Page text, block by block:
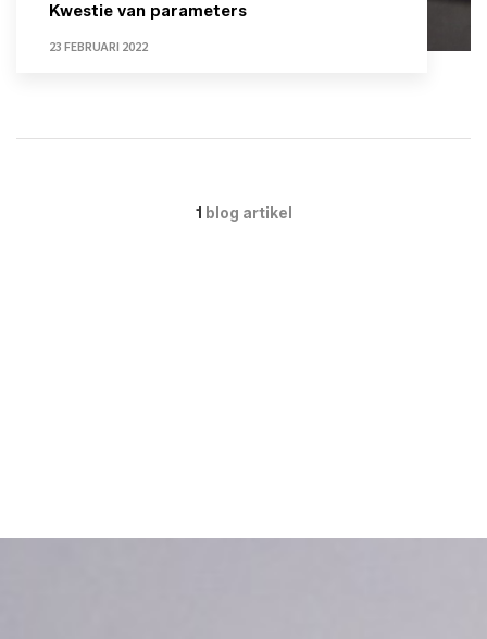
Kwestie van parameters
23 FEBRUARI 2022
1 blog artikel